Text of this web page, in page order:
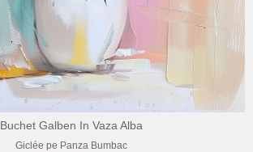
Buchet Galben In Vaza Alba
Giclée pe Panza Bumbac